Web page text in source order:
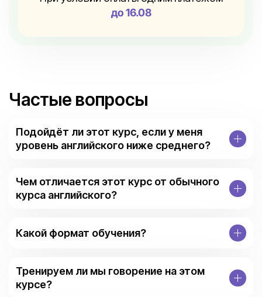
до 16.08
Частые вопросы
Подойдёт ли этот курс, если у меня
уровень английского ниже среднего?
Чем отличается этот курс от обычного
курса английского?
Какой формат обучения?
Тренируем ли мы говорение на этом
курсе?